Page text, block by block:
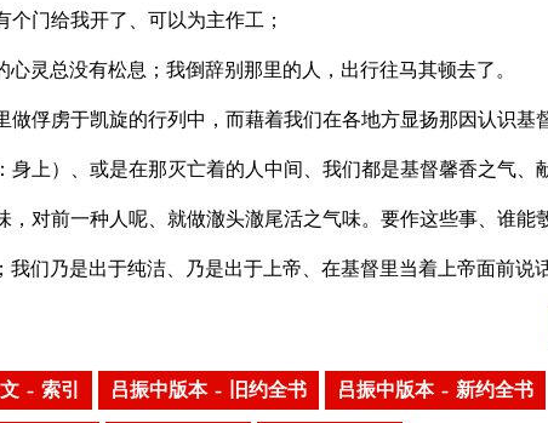
门给我开了、可以为主作工；
灵总没有松息；我倒辞别那里的人，出行往马其顿去了。
俘虏于凯旋的行列中，而藉着我们在各地方显扬那因认识基
上）、或是在那灭亡着的人中间、我们都是基督馨香之气、
对前一种人呢、就做澈头澈尾活之气味。要作这些事、谁能
们乃是出于纯洁、乃是出于上帝、在基督里当着上帝面前说话
– 索引 吕振中版本 – 旧约全书 吕振中版本 – 新约全书